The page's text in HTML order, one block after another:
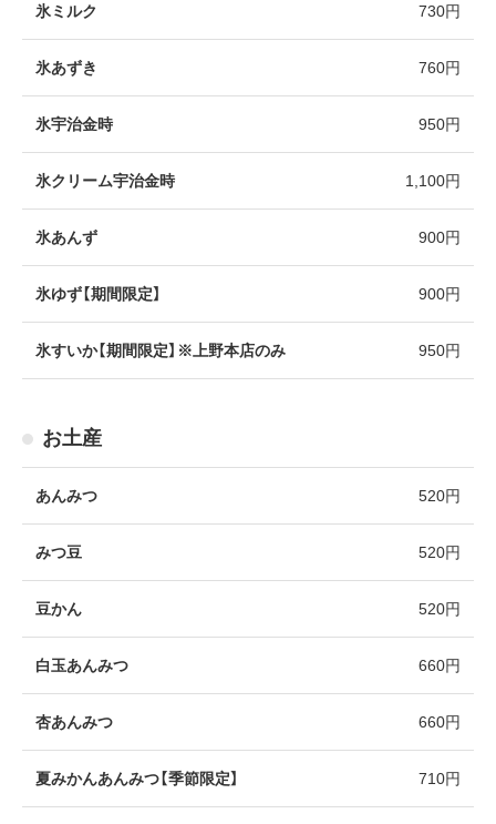
氷ミルク 730円
氷あずき 760円
氷宇治金時 950円
氷クリーム宇治金時 1,100円
氷あんず 900円
氷ゆず【期間限定】 900円
氷すいか【期間限定】※上野本店のみ 950円
お土産
あんみつ 520円
みつ豆 520円
豆かん 520円
白玉あんみつ 660円
杏あんみつ 660円
夏みかんあんみつ【季節限定】 710円